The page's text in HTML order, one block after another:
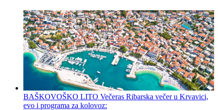
BAŠKOVOŠKO LITO Večeras Ribarska večer u Krvavici,
evo i programa za kolovoz: